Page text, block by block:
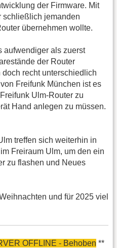
der Firmware. Mit
schließlich jemanden
übernehmen wollte.
aufwendiger als zuerst
der Router
recht unterschiedlich
Freifunk München ist es
Ulm-Router zu
Hand anlegen zu müssen.
treffen sich weiterhin in
Freiraum Ulm, um den ein
zu flashen und Neues
und für 2025 viel
OFFLINE - Behoben **